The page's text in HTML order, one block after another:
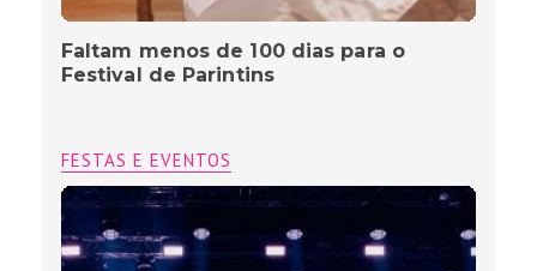
Faltam menos de 100 dias para o
Festival de Parintins
FESTAS E EVENTOS